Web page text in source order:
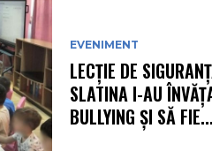
EVENIMENT
LECȚIE DE
SLATINA I-AU
BULLYING ȘI SĂ FIE...